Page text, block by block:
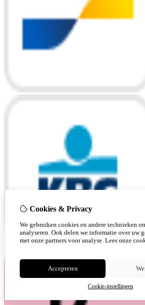
Cookies & Privacy
We gebruiken cookies en andere technieken
analyseren. Ook delen we informatie over uw
met onze partners voor analyse. Lees onze
Accepteren
Cookie-instellingen